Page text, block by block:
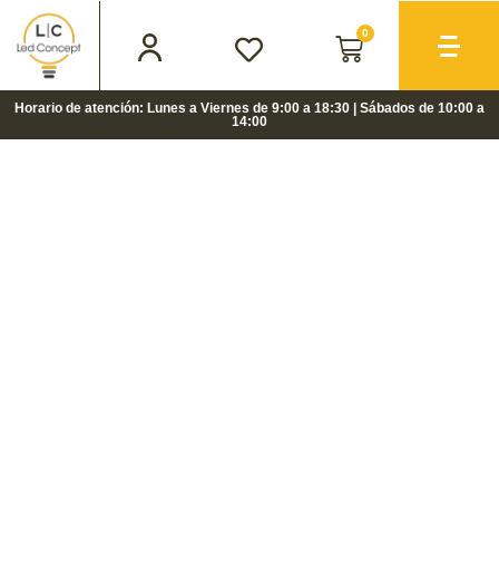
0
Horario de atención: Lunes a Viernes de 9:00 a 18:30 | Sábados de 10:00 a
14:00